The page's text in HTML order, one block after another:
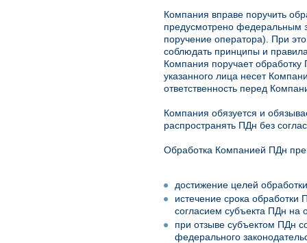
Компания вправе поручить
предусмотрено федеральным
поручение оператора). При
соблюдать принципы и
Компания поручает обработку
указанного лица несет
ответственность перед
Компания обязуется и
распространять ПДн без
Обработка Компанией ПДн
достижение целей
истечение срока
согласием субъекта ПДн на
при отзыве субъектом ПДн
федерального